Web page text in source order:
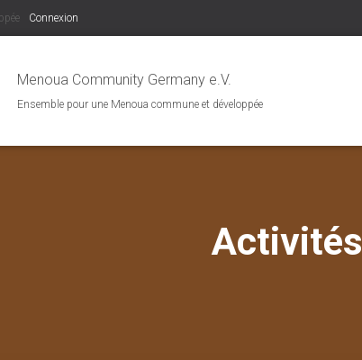
Connexion
Menoua Community Germany e.V.
Ensemble pour une Menoua commune et développée
Activités